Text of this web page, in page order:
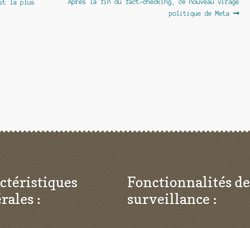
la plus
Article
Après la fin du fact-checking, ce nouveau virage
politique de Meta
:
Fonctionnalités de
surveillance :